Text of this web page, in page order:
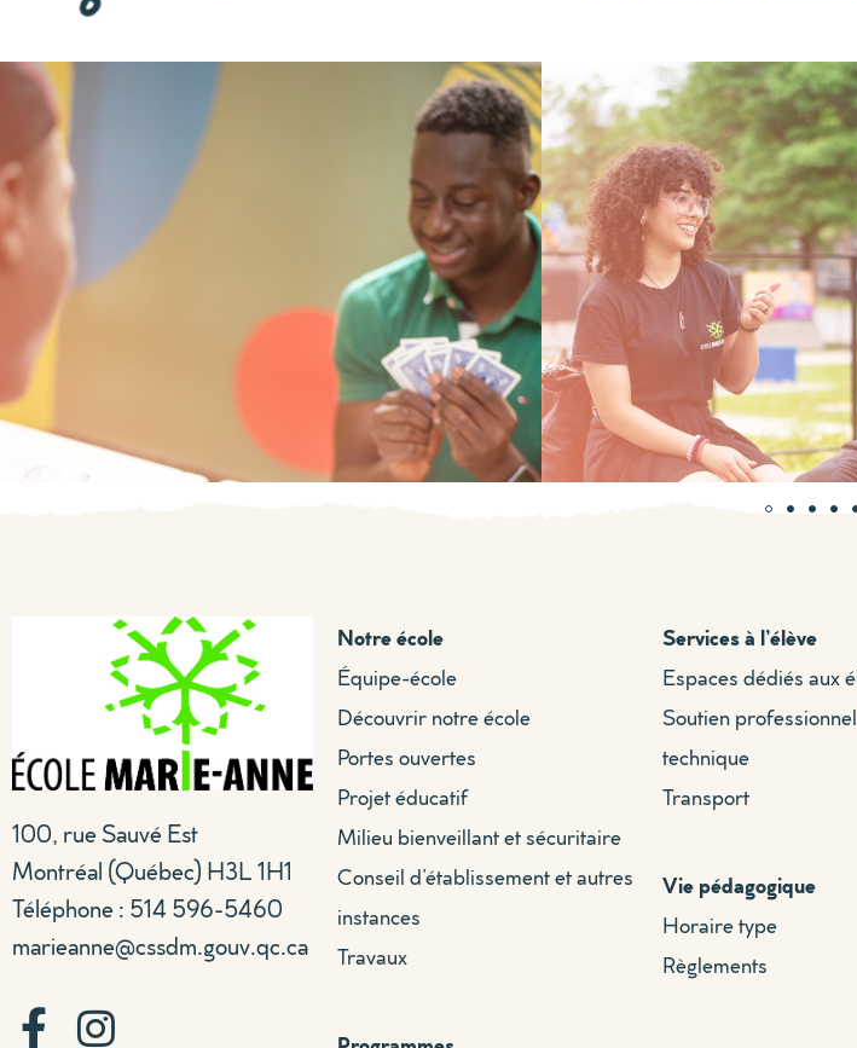
100, rue Sauvé Est
Montréal (Québec) H3L 1H1
Téléphone : 514 596-5460
marieanne@cssdm.gouv.qc.ca
Notre école
Équipe-école
Découvrir notre école
Portes ouvertes
Projet éducatif
Milieu bienveillant et sécuritaire
Conseil d’établissement et autres
instances
Travaux
Services à l’élève
Espaces dédiés aux
Soutien
technique
Transport
Vie pédagogique
Horaire type
Règlements